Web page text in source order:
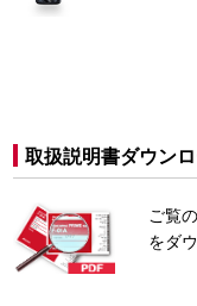
取扱説明書ダウン
ご覧
をダ